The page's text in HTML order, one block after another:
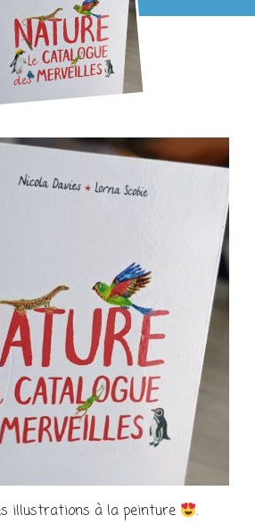
illustrations à la peinture .